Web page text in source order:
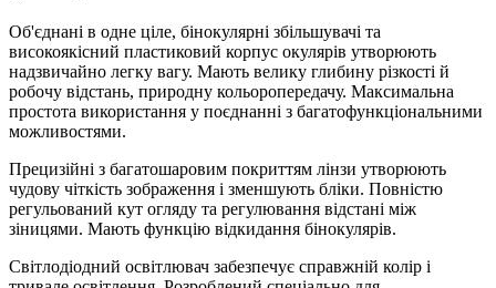
Об'єднані в одне ціле, бінокулярні збільшувачі та
високоякісний пластиковий корпус окулярів утворюють
надзвичайно легку вагу. Мають велику глибину різкості й
робочу відстань, природну кольоропередачу. Максимальна
простота використання у поєднанні з багатофункціональними
можливостями.
Прецизійні з багатошаровим покриттям лінзи утворюють
чудову чіткість зображення і зменшують бліки. Повністю
регульований кут огляду та регулювання відстані між
зіницями. Мають функцію відкидання бінокулярів.
Світлодіодний освітлювач забезпечує справжній колір і